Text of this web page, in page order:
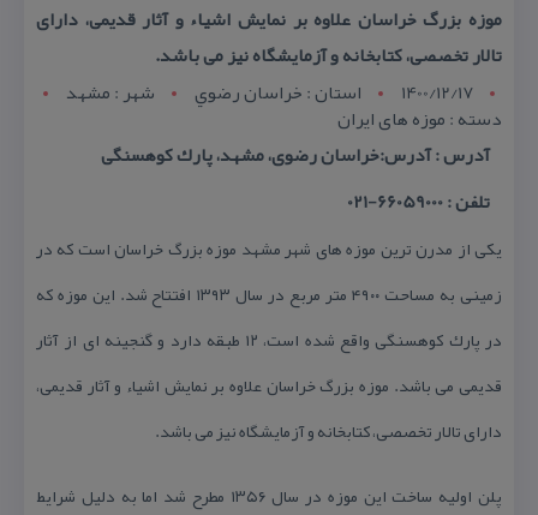
موزه بزرگ خراسان علاوه بر نمایش اشیاء و آثار قدیمی، دارای
تالار تخصصی، كتابخانه و آزمایشگاه نیز می باشد.
1400/12/17
استان : خراسان رضوي شهر : مشهد
دسته : موزه های ایران
آدرس : آدرس:خراسان رضوی، مشهد، پارك كوهسنگی
تلفن : 66059000-021
یكی از مدرن ترین موزه های شهر مشهد موزه بزرگ خراسان است كه در
زمینی به مساحت ۴۹۰۰ متر مربع در سال ۱۳۹۳ افتتاح شد. این موزه كه
در پارك كوهسنگی
واقع شده است، ۱۲ طبقه دارد و گنجینه ای از آثار
قدیمی می باشد. موزه بزرگ خراسان علاوه بر نمایش اشیاء و آثار قدیمی،
دارای تالار تخصصی، كتابخانه و آزمایشگاه نیز می باشد.
پلن اولیه ساخت این موزه در سال ۱۳۵۶ مطرح شد اما به دلیل شرایط